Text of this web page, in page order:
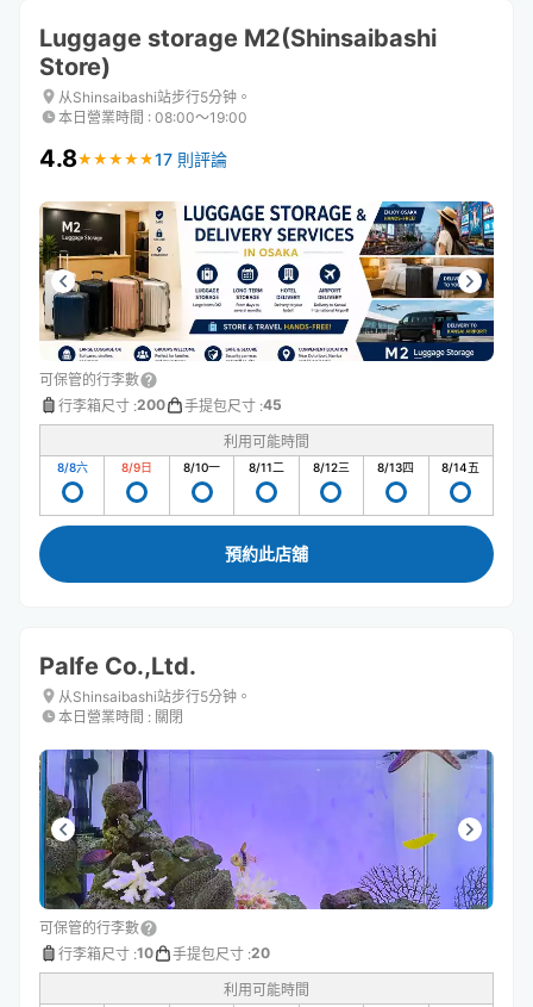
Luggage storage M2(Shinsaibashi
Store)
从Shinsaibashi站步行5分钟。
本日營業時間 : 08:00〜19:00
4.8★ ★ ★ ★ ★
★ ★ ★ ★ ★ 17 則評論
可保管的行李數
行李箱尺寸 :200 手提包尺寸 :45
利用可能時間
8/8六 8/9日 8/10一 8/11二 8/12三 8/13四 8/14五
預約此店舖
Palfe Co.,Ltd.
从Shinsaibashi站步行5分钟。
本日營業時間 : 關閉
可保管的行李數
行李箱尺寸 :10 手提包尺寸 :20
利用可能時間